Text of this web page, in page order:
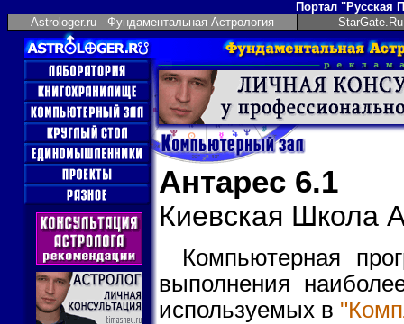
Портал "Русская
Astrologer.ru - Фундаментальная Астрология
Антарес 6.1
Киевская Школа
Компьютерная
выполнения
используемых в